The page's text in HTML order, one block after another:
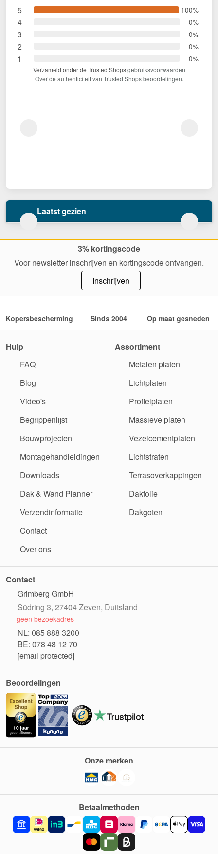
5 100%
4 0%
3 0%
2 0%
1 0%
Verzameld onder de Trusted Shopsgebruiksvoorwaarden
Over de authenticiteit van Trusted Shops beoordelingen.
Laatst gezien
3% kortingscode
Voor newsletter inschrijven en kortingscode ontvangen.
Inschrijven
Kopersbescherming Sinds 2004 Op maat gesneden
Hulp
FAQ
Blog
Video's
Begrippenlijst
Bouwprojecten
Montagehandleidingen
Downloads
Dak & Wand Planner
Verzendinformatie
Contact
Over ons
Assortiment
Metalen platen
Lichtplaten
Profielplaten
Massieve platen
Vezelcementplaten
Lichtstraten
Terrasoverkappingen
Dakfolie
Dakgoten
Contact
Grimberg GmbH
Südring 3, 27404 Zeven, Duitsland
geen bezoekadres
NL: 085 888 3200
BE: 078 48 12 70
[email protected]
Beoordelingen
Betaalmethoden
Onze merken